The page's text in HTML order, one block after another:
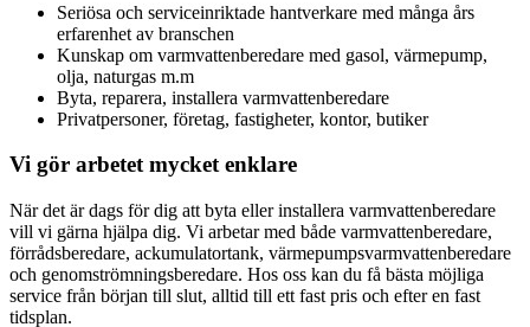
Seriösa och serviceinriktade hantverkare med många års
erfarenhet av branschen
Kunskap om varmvattenberedare med gasol, värmepump,
olja, naturgas m.m
Byta, reparera, installera varmvattenberedare
Privatpersoner, företag, fastigheter, kontor, butiker
Vi gör arbetet mycket enklare
När det är dags för dig att byta eller installera varmvattenberedare
vill vi gärna hjälpa dig. Vi arbetar med både varmvattenberedare,
förrådsberedare, ackumulatortank, värmepumpsvarmvattenberedare
och genomströmningsberedare. Hos oss kan du få bästa möjliga
service från början till slut, alltid till ett fast pris och efter en fast
tidsplan.